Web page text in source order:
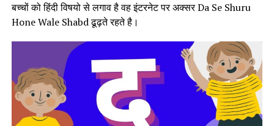
बच्चों को हिंदी विषयो से लगाव है वह इंटरनेट पर अक्सर Da Se Shuru
Hone Wale Shabd ढूढ़ते रहते है।